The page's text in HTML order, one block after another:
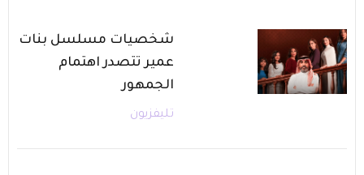
شخصيات مسلسل بنات
عمير تتصدر اهتمام
الجمهور
تليفزيون